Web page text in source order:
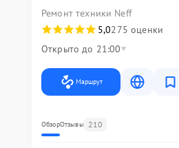
Ремонт техники Neff
5,0275 оценки
Открыто до 21:00
Маршрут
ОбзорОтзывы 210